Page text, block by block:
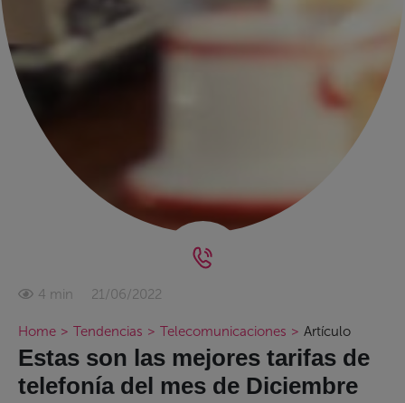
4 min 21/06/2022
Home > Tendencias > Telecomunicaciones > Artículo
Estas son las mejores tarifas de
telefonía del mes de Diciembre